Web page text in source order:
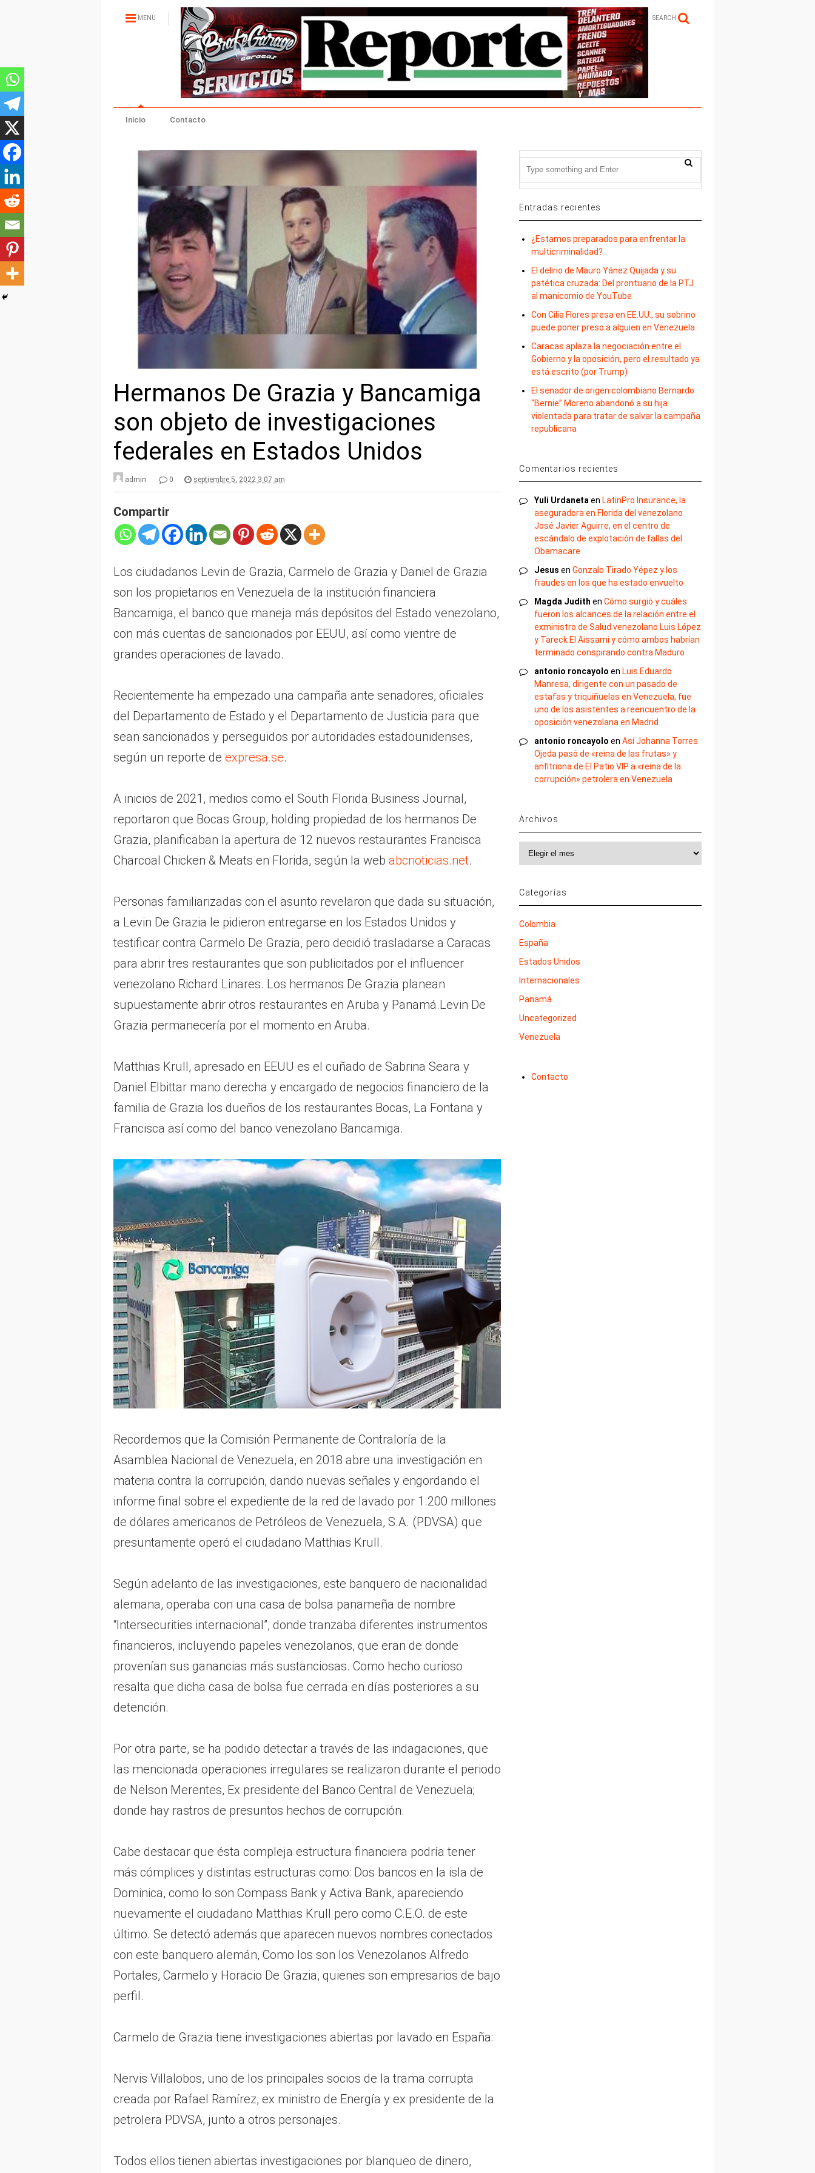
MENU SEARCH
Inicio Contacto
Hermanos De Grazia y Bancamiga
son objeto de investigaciones
federales en Estados Unidos
admin 0 septiembre 5, 2022 3:07 am
Compartir
Los ciudadanos Levin de Grazia, Carmelo de Grazia y Daniel de Grazia
son los propietarios en Venezuela de la institución financiera
Bancamiga, el banco que maneja más depósitos del Estado venezolano,
con más cuentas de sancionados por EEUU, así como vientre de
grandes operaciones de lavado.
Recientemente ha empezado una campaña ante senadores, oficiales
del Departamento de Estado y el Departamento de Justicia para que
sean sancionados y perseguidos por autoridades estadounidenses,
según un reporte de expresa.se.
A inicios de 2021, medios como el South Florida Business Journal,
reportaron que Bocas Group, holding propiedad de los hermanos De
Grazia, planificaban la apertura de 12 nuevos restaurantes Francisca
Charcoal Chicken & Meats en Florida, según la web abcnoticias.net.
Personas familiarizadas con el asunto revelaron que dada su situación,
a Levin De Grazia le pidieron entregarse en los Estados Unidos y
testificar contra Carmelo De Grazia, pero decidió trasladarse a Caracas
para abrir tres restaurantes que son publicitados por el influencer
venezolano Richard Linares. Los hermanos De Grazia planean
supuestamente abrir otros restaurantes en Aruba y Panamá.Levin De
Grazia permanecería por el momento en Aruba.
Matthias Krull, apresado en EEUU es el cuñado de Sabrina Seara y
Daniel Elbittar mano derecha y encargado de negocios financiero de la
familia de Grazia los dueños de los restaurantes Bocas, La Fontana y
Francisca así como del banco venezolano Bancamiga.
Recordemos que la Comisión Permanente de Contraloría de la
Asamblea Nacional de Venezuela, en 2018 abre una investigación en
materia contra la corrupción, dando nuevas señales y engordando el
informe final sobre el expediente de la red de lavado por 1.200 millones
de dólares americanos de Petróleos de Venezuela, S.A. (PDVSA) que
presuntamente operó el ciudadano Matthias Krull.
Según adelanto de las investigaciones, este banquero de nacionalidad
alemana, operaba con una casa de bolsa panameña de nombre
“Intersecurities internacional”, donde tranzaba diferentes instrumentos
financieros, incluyendo papeles venezolanos, que eran de donde
provenían sus ganancias más sustanciosas. Como hecho curioso
resalta que dicha casa de bolsa fue cerrada en días posteriores a su
detención.
Por otra parte, se ha podido detectar a través de las indagaciones, que
las mencionada operaciones irregulares se realizaron durante el periodo
de Nelson Merentes, Ex presidente del Banco Central de Venezuela;
donde hay rastros de presuntos hechos de corrupción.
Cabe destacar que ésta compleja estructura financiera podría tener
más cómplices y distintas estructuras como: Dos bancos en la isla de
Dominica, como lo son Compass Bank y Activa Bank, apareciendo
nuevamente el ciudadano Matthias Krull pero como C.E.O. de este
último. Se detectó además que aparecen nuevos nombres conectados
con este banquero alemán, Como los son los Venezolanos Alfredo
Portales, Carmelo y Horacio De Grazia, quienes son empresarios de bajo
perfil.
Carmelo de Grazia tiene investigaciones abiertas por lavado en España:
Nervis Villalobos, uno de los principales socios de la trama corrupta
creada por Rafael Ramírez, ex ministro de Energía y ex presidente de la
petrolera PDVSA, junto a otros personajes.
Todos ellos tienen abiertas investigaciones por blanqueo de dinero,
Entradas recientes
¿Estamos preparados para enfrentar la
multicriminalidad?
El delirio de Mauro Yánez Quijada y su
patética cruzada: Del prontuario de la PTJ
al manicomio de YouTube
Con Cilia Flores presa en EE.UU., su sobrino
puede poner preso a alguien en Venezuela
Caracas aplaza la negociación entre el
Gobierno y la oposición, pero el resultado ya
está escrito (por Trump)
El senador de origen colombiano Bernardo
“Bernie” Moreno abandonó a su hija
violentada para tratar de salvar la campaña
republicana
Comentarios recientes
Yuli Urdaneta en LatinPro Insurance, la
aseguradora en Florida del venezolano
José Javier Aguirre, en el centro de
escándalo de explotación de fallas del
Obamacare
Jesus enGonzalo Tirado Yépez y los
fraudes en los que ha estado envuelto
Magda Judith enCómo surgió y cuáles
fueron los alcances de la relación entre el
exministro de Salud venezolano Luis López
y Tareck El Aissami y cómo ambos habrían
terminado conspirando contra Maduro
antonio roncayolo en Luis Eduardo
Manresa, dirigente con un pasado de
estafas y triquiñuelas en Venezuela, fue
uno de los asistentes a reencuentro de la
oposición venezolana en Madrid
antonio roncayolo enAsí Johanna Torres
Ojeda pasó de «reina de las frutas» y
anfitriona de El Patio VIP a «reina de la
corrupción» petrolera en Venezuela
Archivos
Categorías
Colombia
España
Estados Unidos
Internacionales
Panamá
Uncategorized
Venezuela
Contacto